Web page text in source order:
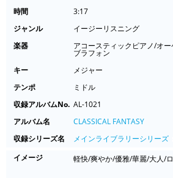
時間
3:17
ジャンル
イージーリスニング
楽器
アコースティックピアノ/オ
ブラフォン
キー
メジャー
テンポ
ミドル
収録アルバムNo. AL-1021
アルバム名
CLASSICAL FANTASY
収録シリーズ名
メインライブラリーシリーズ
イメージ
軽快/爽やか/優雅/華麗/大人/